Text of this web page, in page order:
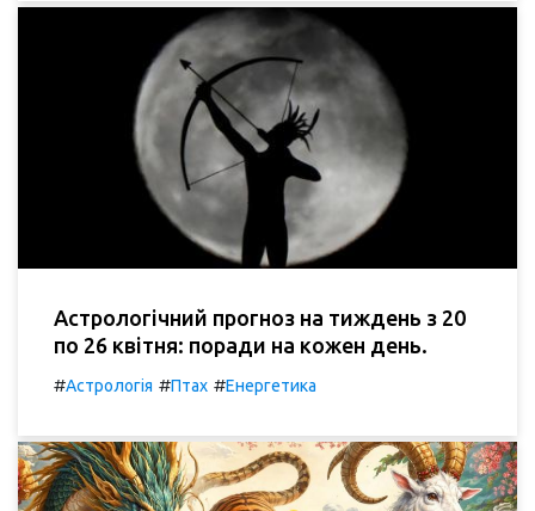
Астрологічний прогноз на тиждень з 20
по 26 квітня: поради на кожен день.
#Астрологія #Птах #Енергетика